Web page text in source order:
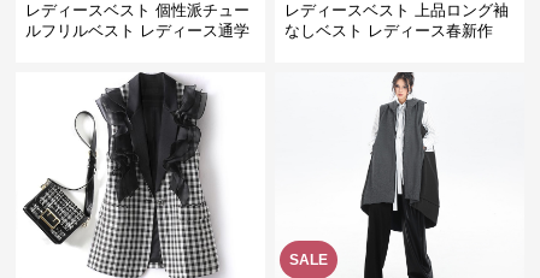
レディースベスト 個性派チュー
ルフリルベスト レディース通学
レディースベスト 上品ロング袖
なしベスト レディース春新作
SALE